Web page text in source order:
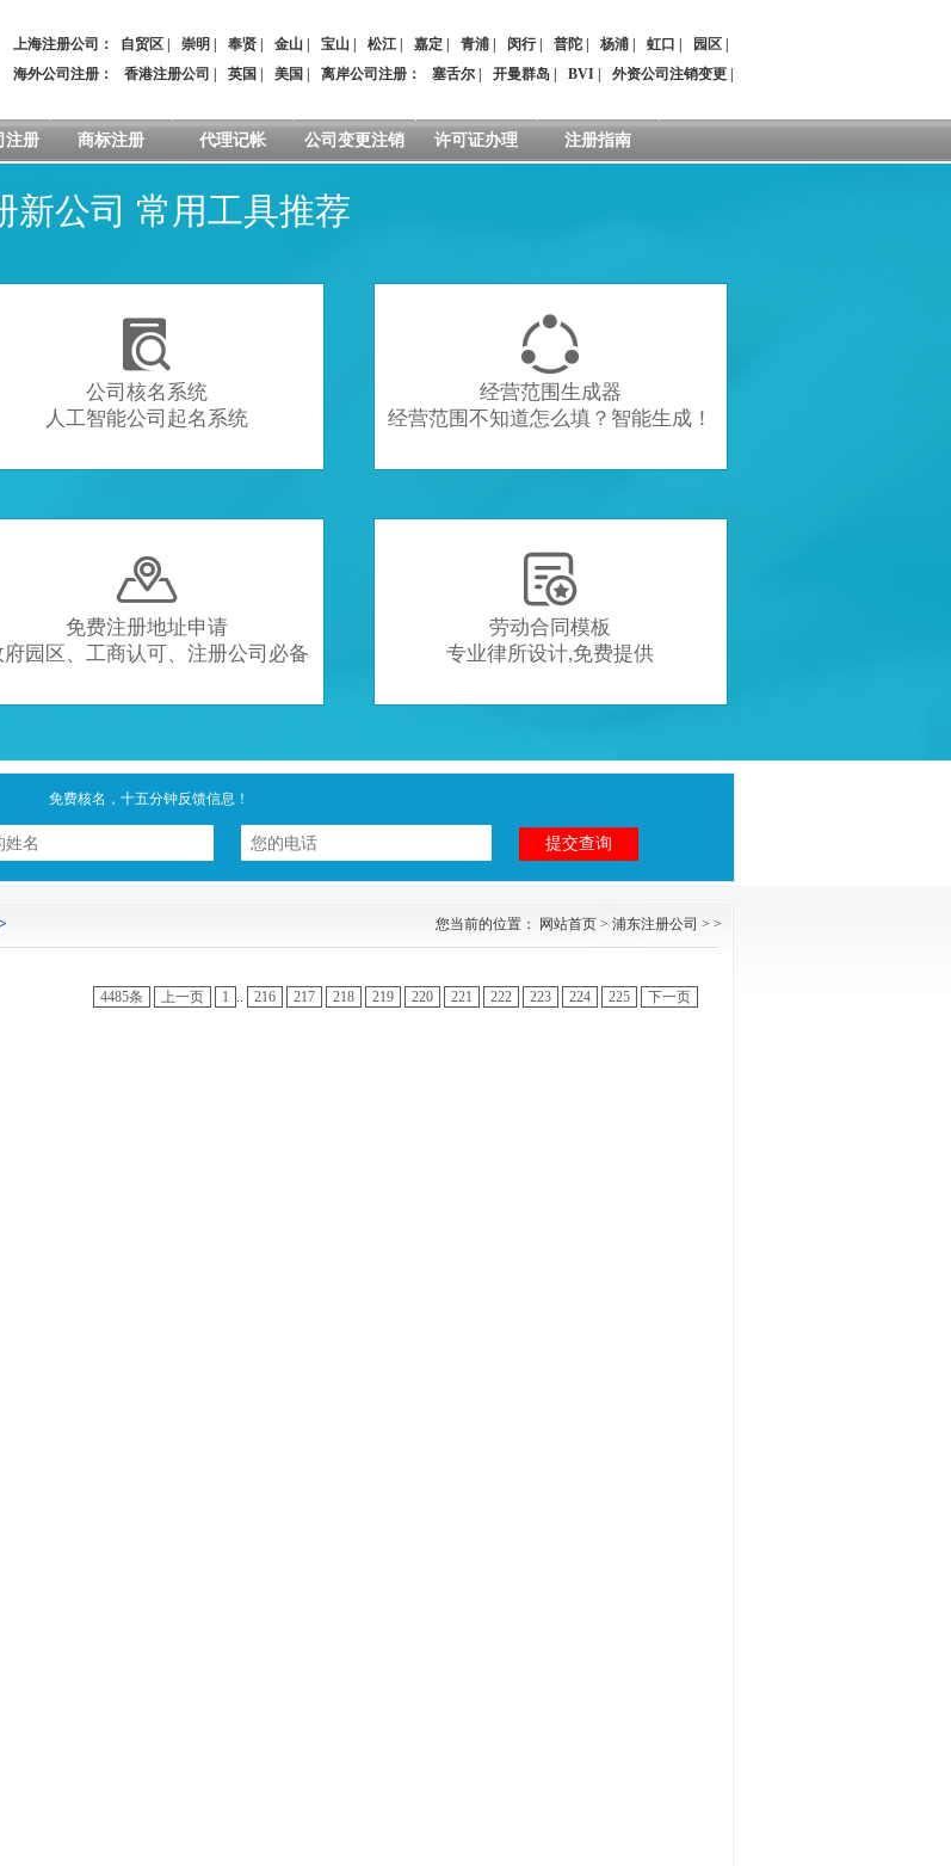
上海注册公司： 自贸区 崇明 奉贤 金山 宝山 松江 嘉定 青浦 闵行| 普陀 杨浦 虹口 园区
海外公司注册：
香港注册公司 英国 美国 离岸公司注册 ： 塞舌尔 开曼群岛 BVI 外资公司注销变更
注册 商标注册 代理记帐 公司变更注销 许可证办理 注册指南
新公司 常用工具推荐

公司核名系统
人工智能公司起名系统

经营范围生成器
经营范围不知道怎么填？智能生成！

免费注册地址申请
府园区、工商认可、注册公司必备

劳动合同模板
专业律所设计,免费提供
免费核名，十五分钟反馈信息！
您当前的位置： 网站首页 > 浦东注册公司 > >
4485条 上一页 1 .. 216 217 218 219 220 221 222 223 224 225 下一页